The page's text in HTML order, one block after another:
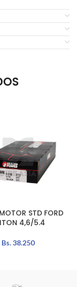
STD FORD
4,6/5.4
Bs.38.250